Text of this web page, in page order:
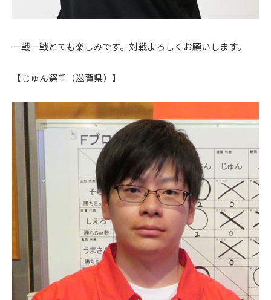
一戦一戦とても楽しみです。対戦よろしくお願いします。
【じゅん選手（滋賀県）】